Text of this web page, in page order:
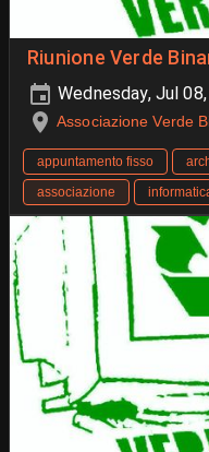
Riunione Verde
Wednesday, Jul
Associazione Verde
appuntamento fisso
associazione